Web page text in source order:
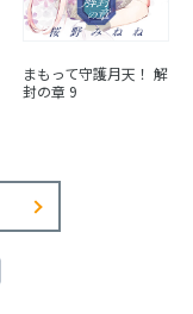
まもって守護月天！ 解
封の章 9